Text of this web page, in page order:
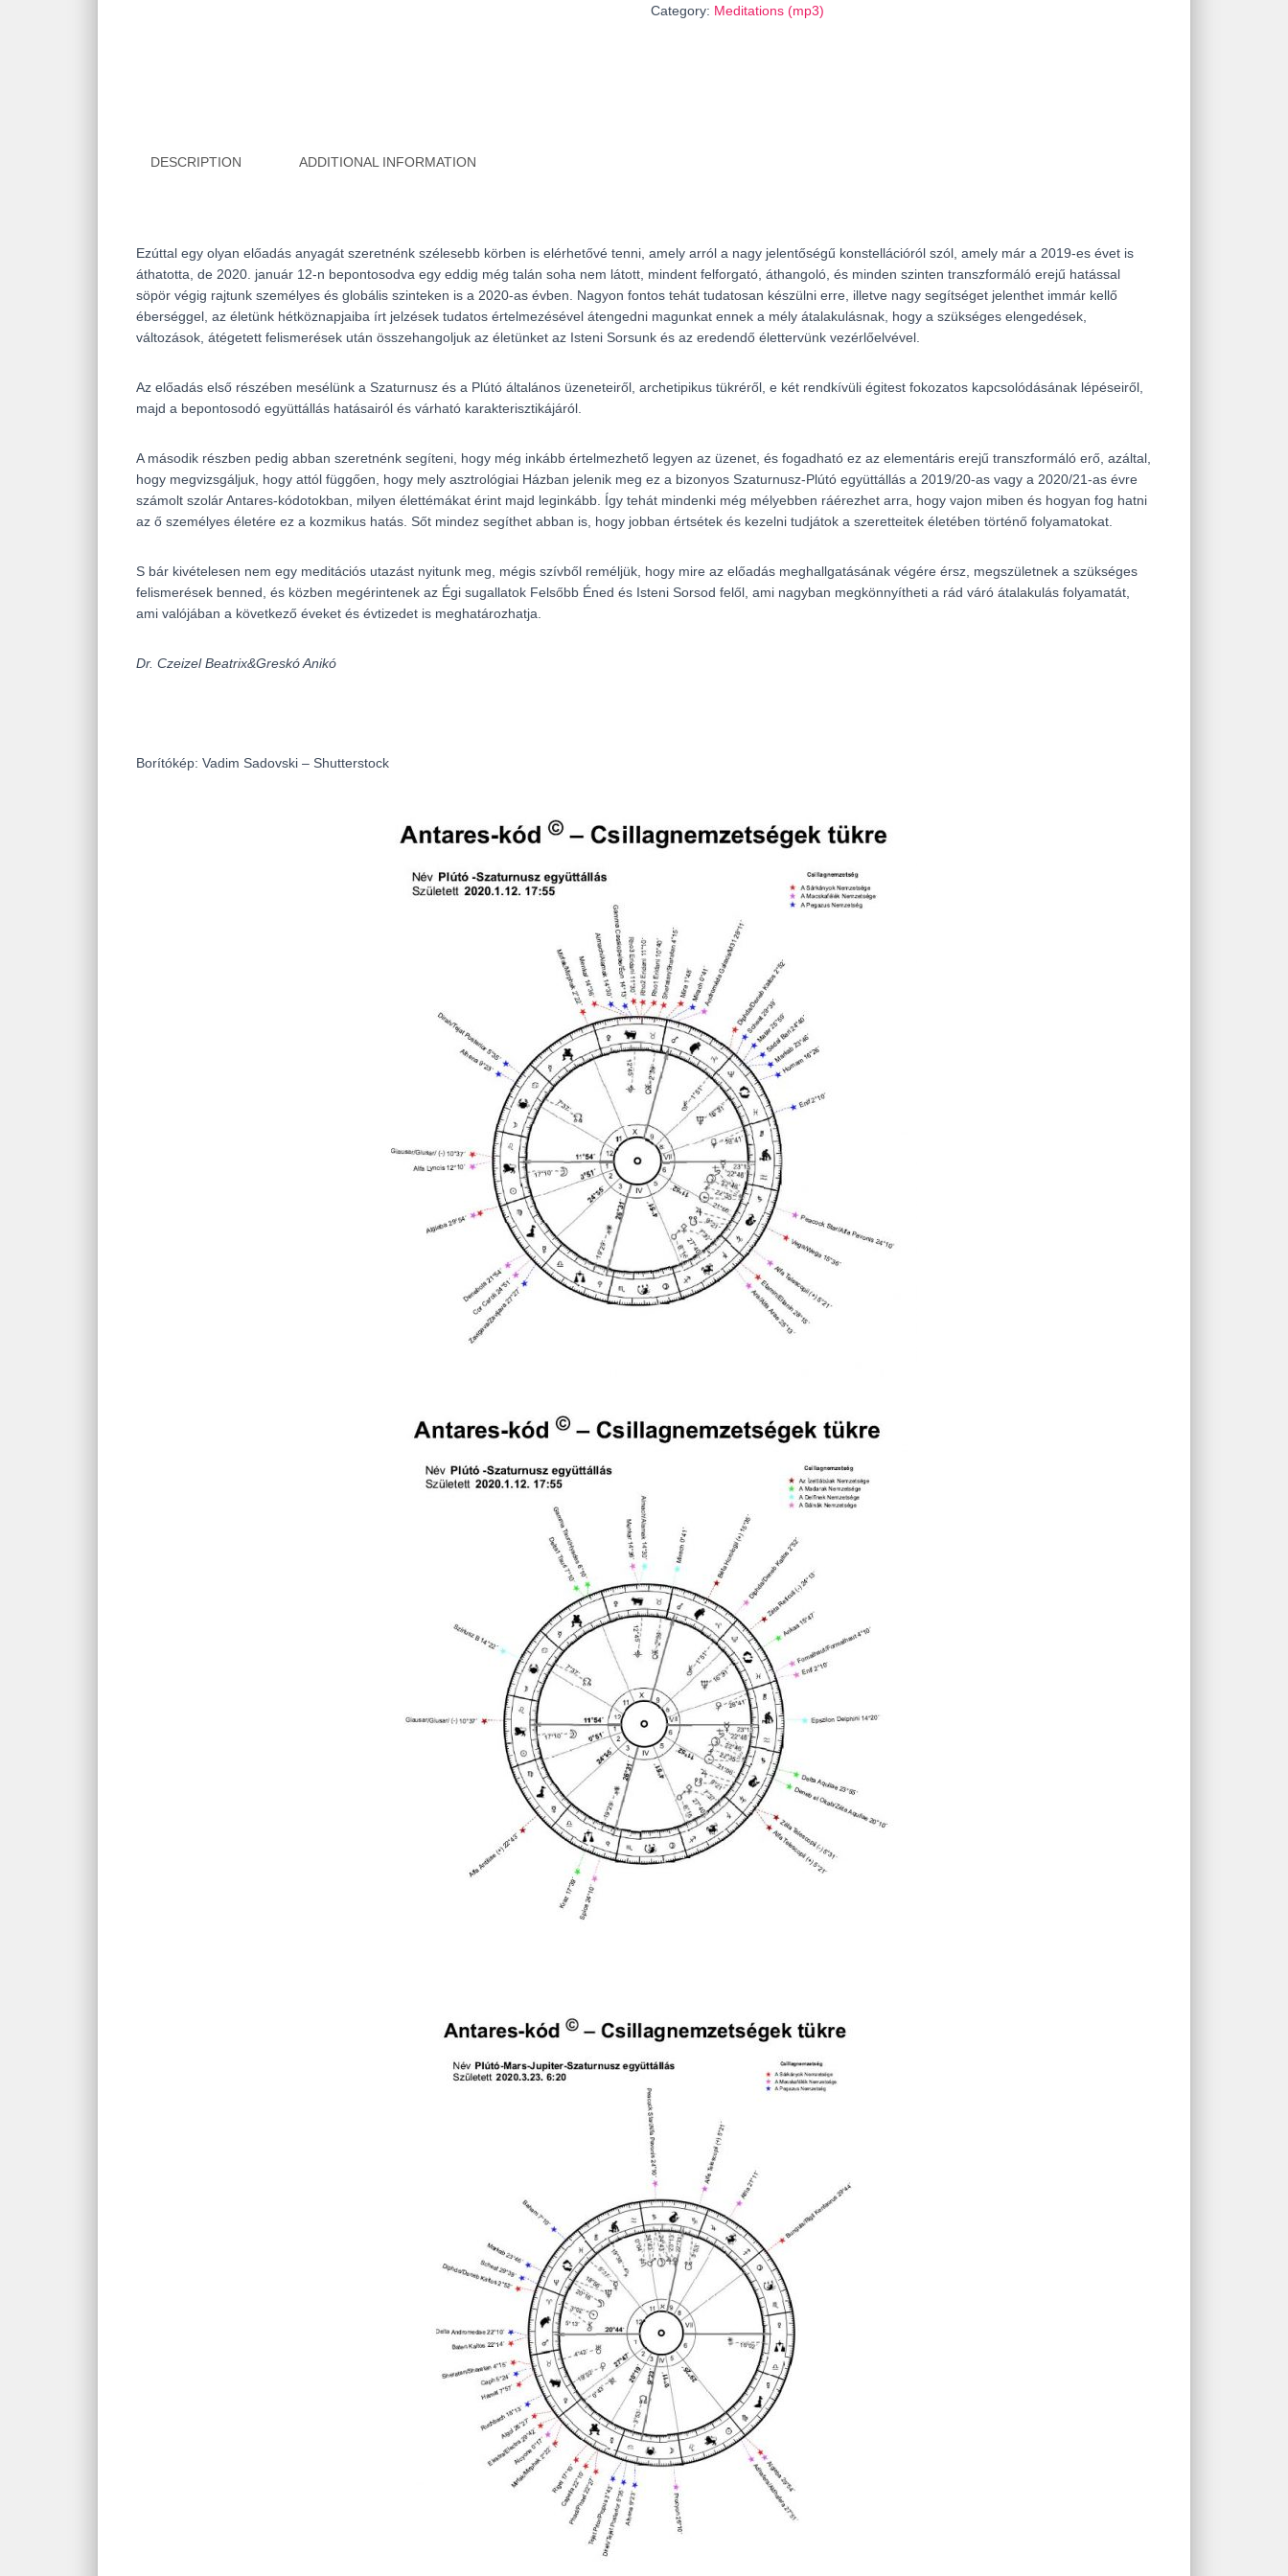
a
(HUNGARIAN
language)
quantity
Category: Meditations (mp3)
DESCRIPTION ADDITIONAL INFORMATION
Ezúttal egy olyan előadás anyagát szeretnénk szélesebb körben is elérhetővé tenni, amely arról a nagy jelentőségű konstellációról szól, amely már a 2019-es évet is
áthatotta, de 2020. január 12-n bepontosodva egy eddig még talán soha nem látott, mindent felforgató, áthangoló, és minden szinten transzformáló erejű hatással
söpör végig rajtunk személyes és globális szinteken is a 2020-as évben. Nagyon fontos tehát tudatosan készülni erre, illetve nagy segítséget jelenthet immár kellő
éberséggel, az életünk hétköznapjaiba írt jelzések tudatos értelmezésével átengedni magunkat ennek a mély átalakulásnak, hogy a szükséges elengedések,
változások, átégetett felismerések után összehangoljuk az életünket az Isteni Sorsunk és az eredendő élettervünk vezérlőelvével.
Az előadás első részében mesélünk a Szaturnusz és a Plútó általános üzeneteiről, archetipikus tükréről, e két rendkívüli égitest fokozatos kapcsolódásának lépéseiről,
majd a bepontosodó együttállás hatásairól és várható karakterisztikájáról.
A második részben pedig abban szeretnénk segíteni, hogy még inkább értelmezhető legyen az üzenet, és fogadható ez az elementáris erejű transzformáló erő, azáltal,
hogy megvizsgáljuk, hogy attól függően, hogy mely asztrológiai Házban jelenik meg ez a bizonyos Szaturnusz-Plútó együttállás a 2019/20-as vagy a 2020/21-as évre
számolt szolár Antares-kódotokban, milyen élettémákat érint majd leginkább. Így tehát mindenki még mélyebben ráérezhet arra, hogy vajon miben és hogyan fog hatni
az ő személyes életére ez a kozmikus hatás. Sőt mindez segíthet abban is, hogy jobban értsétek és kezelni tudjátok a szeretteitek életében történő folyamatokat.
S bár kivételesen nem egy meditációs utazást nyitunk meg, mégis szívből reméljük, hogy mire az előadás meghallgatásának végére érsz, megszületnek a szükséges
felismerések benned, és közben megérintenek az Égi sugallatok Felsőbb Éned és Isteni Sorsod felől, ami nagyban megkönnyítheti a rád váró átalakulás folyamatát,
ami valójában a következő éveket és évtizedet is meghatározhatja.
Dr. Czeizel Beatrix&Greskó Anikó
Borítókép: Vadim Sadovski – Shutterstock